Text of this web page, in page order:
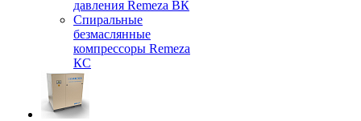
давления Remeza ВК
Спиральные
безмаслянные
компрессоры Remeza
КС